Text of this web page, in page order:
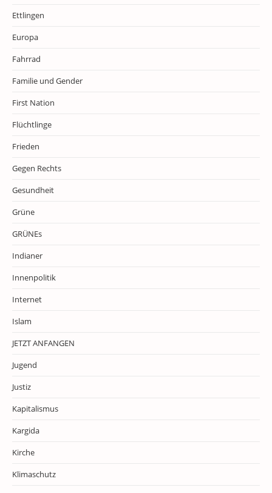
Ettlingen
Europa
Fahrrad
Familie und Gender
First Nation
Flüchtlinge
Frieden
Gegen Rechts
Gesundheit
Grüne
GRÜNEs
Indianer
Innenpolitik
Internet
Islam
JETZT ANFANGEN
Jugend
Justiz
Kapitalismus
Kargida
Kirche
Klimaschutz